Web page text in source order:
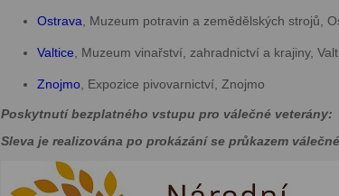
Ostrava , Muzeum potravin a zemědělských strojů,
Valtice , Muzeum vinařství, zahradnictví a krajiny,
Znojmo , Expozice pivovarnictví, Znojmo
Poskytnutí bezplatného vstupu pro válečné veterány:
Sleva je realizována po prokázání se průkazem